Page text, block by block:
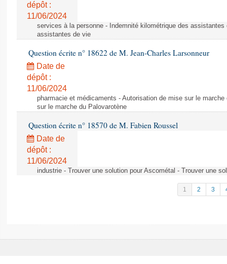
dépôt :
11/06/2024
services à la personne - Indemnité kilométrique des
assistantes de vie
Question écrite n° 18622 de M. Jean-Charles Larsonneur
Date de
dépôt :
11/06/2024
pharmacie et médicaments - Autorisation de mise sur le
sur le marche du Palovarotène
Question écrite n° 18570 de M. Fabien Roussel
Date de
dépôt :
11/06/2024
industrie - Trouver une solution pour Ascométal - Trouver une
1 2 3